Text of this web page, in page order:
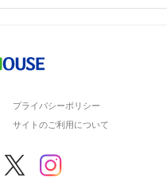
プライバシーポリシー
サイトのご利用について